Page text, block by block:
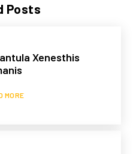
Posts
Xenesthis
MORE